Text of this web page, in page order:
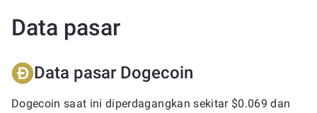
Data pasar
Data pasar Dogecoin
Dogecoin saat ini diperdagangkan sekitar $0.069 dan